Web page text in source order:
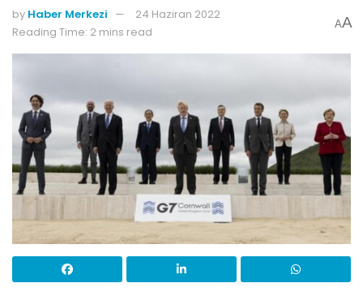
by Haber Merkezi
24 Haziran 2022
Reading Time: 2 mins read
AA